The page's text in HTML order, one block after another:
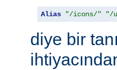
Alias "/icons/" "/
diye bir